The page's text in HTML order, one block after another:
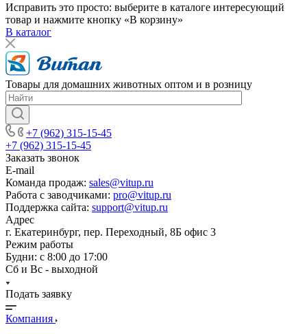
Исправить это просто: выберите в каталоге интересующий
товар и нажмите кнопку «В корзину»
В каталог
Товары для домашних животных оптом и в розницу
+7 (962) 315-15-45
+7 (962) 315-15-45
Заказать звонок
E-mail
Команда продаж: sales@vitup.ru
Работа с заводчиками: pro@vitup.ru
Поддержка сайта: support@vitup.ru
Адрес
г. Екатеринбург, пер. Переходный, 8Б офис 3
Режим работы
Будни: с 8:00 до 17:00
Сб и Вс - выходной
Подать заявку
Компания